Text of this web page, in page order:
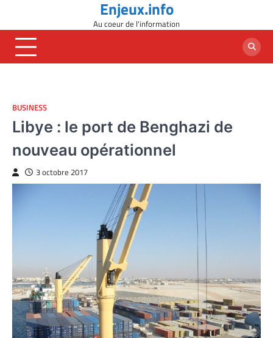
content
Enjeux.info
Au coeur de l'information
BUSINESS
Libye : le port de Benghazi de
nouveau opérationnel
3 octobre 2017